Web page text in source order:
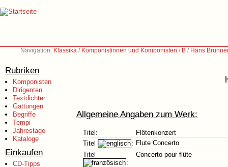
Navigation: Klassika / Komponistinnen und Komponisten / B / Hans
Rubriken
Komponisten
Dirigenten
Textdichter
Gattungen
Begriffe
Tempi
Jahrestage
Kataloge
Einkaufen
CD-Tipps
Allgemeine Angaben zum Werk:
Titel:
Flötenkonzert
Titel
: Flute Concerto
Titel
:
Concerto pour flûte